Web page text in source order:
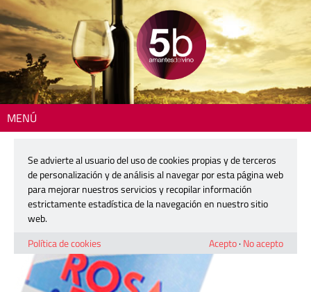
MENÚ
5b-lcdd-190427-covinas-b
23 abril, 2019
Se advierte al usuario del uso de cookies propias y de terceros
de personalización y de análisis al navegar por esta página web
para mejorar nuestros servicios y recopilar información
estrictamente estadística de la navegación en nuestro sitio
web.
Política de cookies
Acepto· No acepto